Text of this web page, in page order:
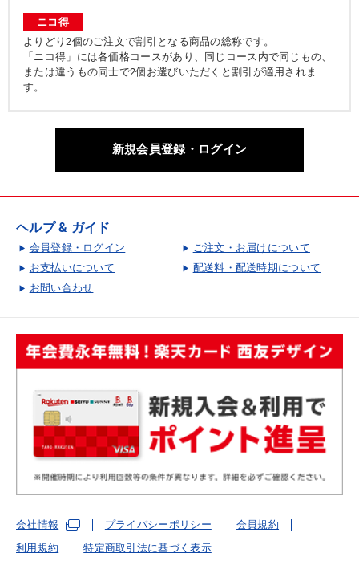
ニコ得
よりどり2個のご注文で割引となる商品の総称です。
「ニコ得」には各価格コースがあり、同じコース内で同じもの、
または違うもの同士で2個お選びいただくと割引が適用されま
す。
新規会員登録・ログイン
ヘルプ & ガイド
会員登録・ログイン
ご注文・お届けについて
お支払いについて
配送料・配送時期について
お問い合わせ
会社情報 プライバシーポリシー
会員規約
利用規約
特定商取引法に基づく表示